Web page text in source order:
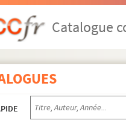
Catalogue